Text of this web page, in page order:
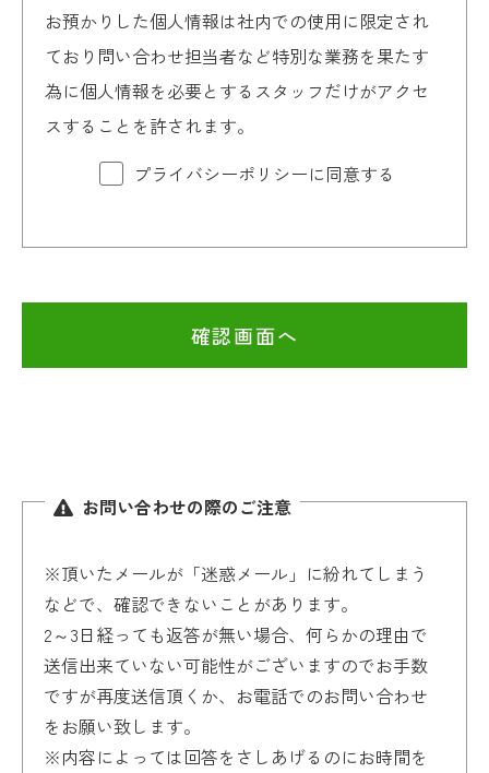
お預かりした個人情報は社内での使用に限定され
ており問い合わせ担当者など特別な業務を果たす
為に個人情報を必要とするスタッフだけがアクセ
スすることを許されます。
プライバシーポリシーに同意する
お問い合わせの際のご注意
※頂いたメールが「迷惑メール」に紛れてしまう
などで、確認できないことがあります。
2～3日経っても返答が無い場合、何らかの理由で
送信出来ていない可能性がございますのでお手数
ですが再度送信頂くか、お電話でのお問い合わせ
をお願い致します。
※内容によっては回答をさしあげるのにお時間を